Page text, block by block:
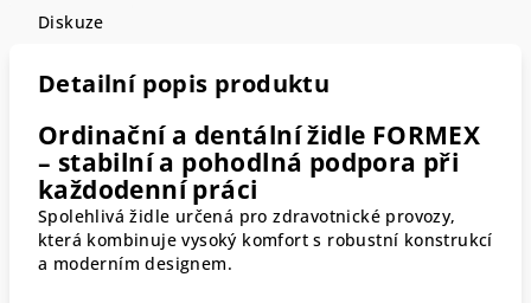
Diskuze
Detailní popis produktu
Ordinační a dentální židle FORMEX
– stabilní a pohodlná podpora při
každodenní práci
Spolehlivá židle určená pro zdravotnické provozy,
která kombinuje vysoký komfort s robustní konstrukcí
a moderním designem.